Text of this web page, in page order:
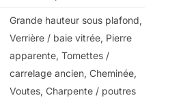
Grande hauteur sous plafond,
Verrière / baie vitrée, Pierre
apparente, Tomettes /
carrelage ancien, Cheminée,
Voutes, Charpente / poutres